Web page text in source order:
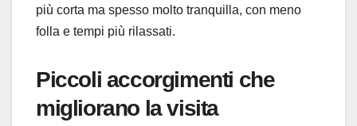
più corta ma spesso molto tranquilla, con meno
folla e tempi più rilassati.
Piccoli accorgimenti che
migliorano la visita